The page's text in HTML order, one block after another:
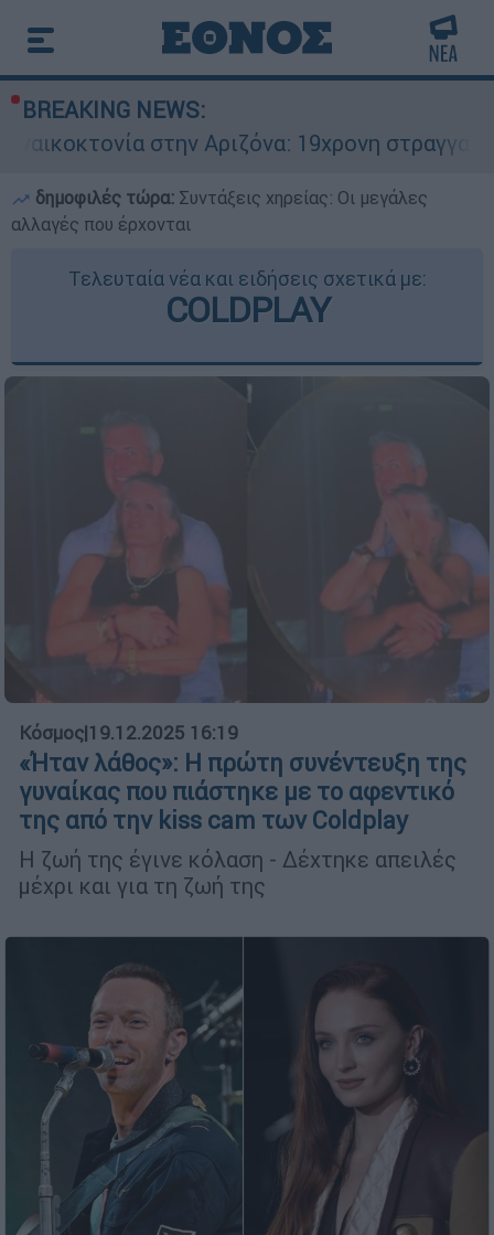
BREAKING NEWS:
στην Αριζόνα: 19χρονη στραγγαλίστηκε
δημοφιλές τώρα: Συντάξεις χηρείας: Οι μεγάλες
αλλαγές που έρχονται
Τελευταία νέα και ειδήσεις σχετικά με:
COLDPLAY
Κόσμος|19.12.2025 16:19
«Ήταν λάθος»: Η πρώτη συνέντευξη της
γυναίκας που πιάστηκε με το αφεντικό
της από την kiss cam των Coldplay
Η ζωή της έγινε κόλαση - Δέχτηκε απειλές
μέχρι και για τη ζωή της